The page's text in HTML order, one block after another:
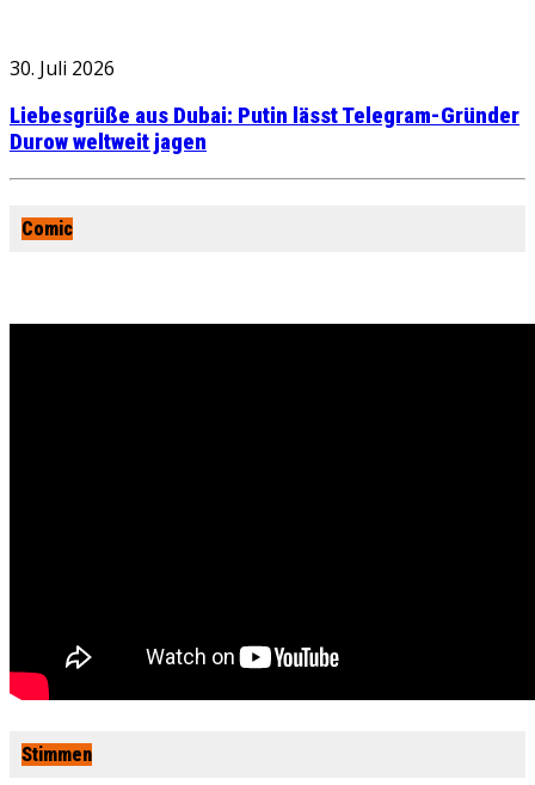
30. Juli 2026
Liebesgrüße aus Dubai: Putin lässt Telegram-Gründer
Durow weltweit jagen
Comic
Stimmen